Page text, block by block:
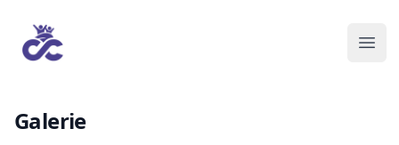
Galerie